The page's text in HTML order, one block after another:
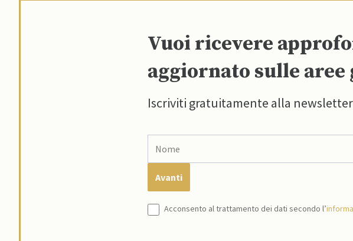
Vuoi ricevere
aggiornato sulle aree
Iscriviti gratuitamente alla
Acconsento al trattamento dei dati secondo l’